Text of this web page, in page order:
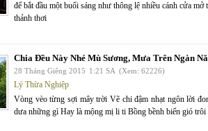
để bắt đầu một buổi sáng như thông lệ nhiều cánh cửa
thảnh thơi
Chia Đều Này Nhé Mù Sương, Mưa Trên Ngàn
28 Tháng Giêng 2015 1:21 SA (Xem: 62226)
Lý Thừa Nghiệp
Vòng vèo từng sợi mây trời Vẽ chi đậm nhạt ngôn lời
dưa những gì Hay là mộng mị li ti Bồng bềnh biển gió trôi